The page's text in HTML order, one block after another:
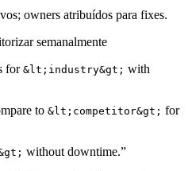
owners atribuídos para fixes.
semanalmente
for &lt;industry&gt; with
to &lt;competitor&gt; for
without downtime.”